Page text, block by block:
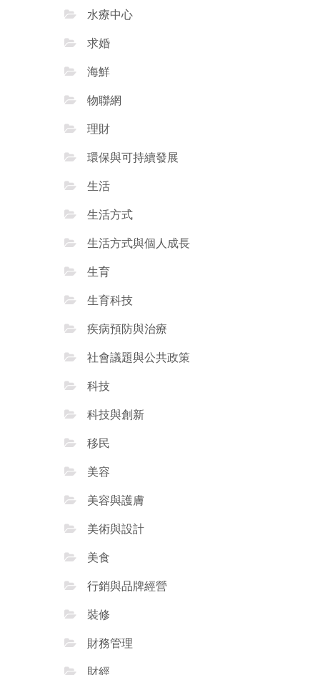
水療中心
求婚
海鮮
物聯網
理財
環保與可持續發展
生活
生活方式
生活方式與個人成長
生育
生育科技
疾病預防與治療
社會議題與公共政策
科技
科技與創新
移民
美容
美容與護膚
美術與設計
美食
行銷與品牌經營
裝修
財務管理
財經